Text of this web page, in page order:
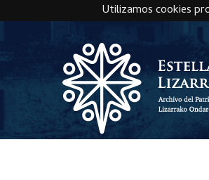
Utilizamos cookies